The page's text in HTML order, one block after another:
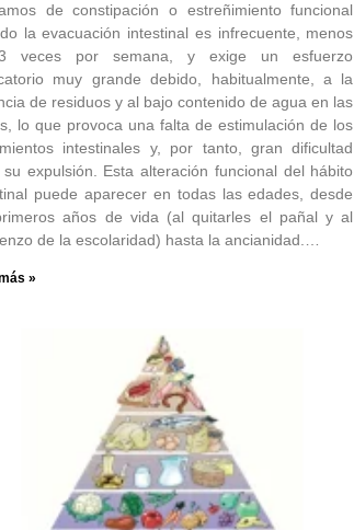
de constipación o estreñimiento funcional
la evacuación intestinal es infrecuente, menos
veces por semana, y exige un esfuerzo
muy grande debido, habitualmente, a la
de residuos y al bajo contenido de agua en las
lo que provoca una falta de estimulación de los
intestinales y, por tanto, gran dificultad
su expulsión. Esta alteración funcional del hábito
puede aparecer en todas las edades, desde
años de vida (al quitarles el pañal y al
de la escolaridad) hasta la ancianidad.…
»